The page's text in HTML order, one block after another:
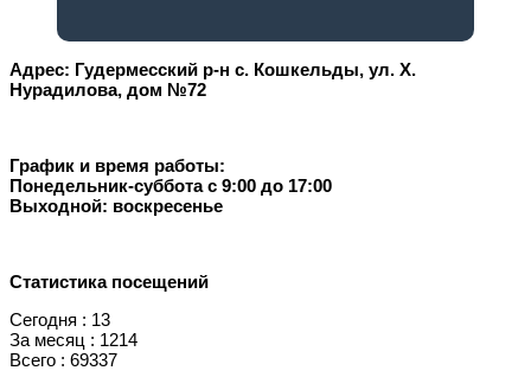
Адрес: Гудермесский р-н с. Кошкельды, ул. Х.
Нурадилова, дом №72
График и время работы:
Понедельник-суббота с 9:00 до 17:00
Выходной: воскресенье
Статистика посещений
Сегодня : 13
За месяц : 1214
Всего : 69337